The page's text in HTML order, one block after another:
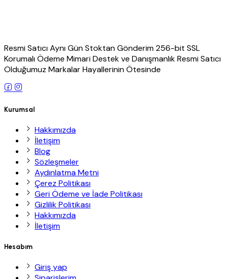
Resmi Satıcı Aynı Gün Stoktan Gönderim 256-bit SSL
Korumalı Ödeme Mimari Destek ve Danışmanlık Resmi Satıcı
Olduğumuz Markalar Hayallerinin Ötesinde
Kurumsal
Hakkımızda
İletişim
Blog
Sözleşmeler
Aydınlatma Metni
Çerez Politikası
Geri Ödeme ve İade Politikası
Gizlilik Politikası
Hakkımızda
İletişim
Hesabım
Giriş yap